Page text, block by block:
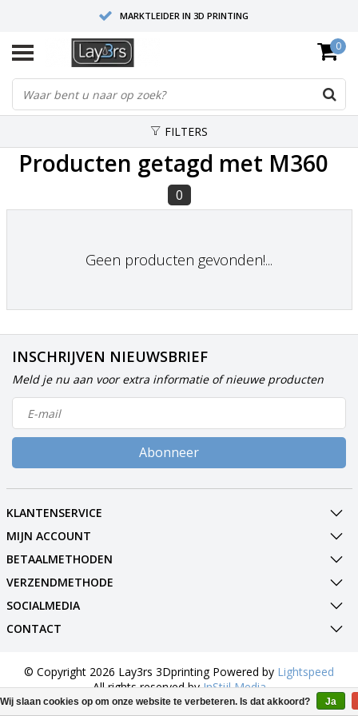
MARKTLEIDER IN 3D PRINTING
HOOGWAARDIGE SERVICE EN SUPPORT
FYSIEKE SHOWROOMS
0
FILTERS
Producten getagd met M360
0
Geen producten gevonden!...
INSCHRIJVEN NIEUWSBRIEF
Meld je nu aan voor extra informatie of nieuwe producten
Abonneer
KLANTENSERVICE
MIJN ACCOUNT
BETAALMETHODEN
VERZENDMETHODE
SOCIALMEDIA
CONTACT
© Copyright 2026 Lay3rs 3Dprinting Powered by Lightspeed
All rights reserved byInStijl Media
Wij slaan cookies op om onze website te verbeteren. Is dat akkoord? Ja